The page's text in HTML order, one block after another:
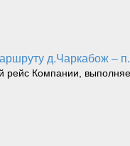
д.Чаркабож –
Компании,